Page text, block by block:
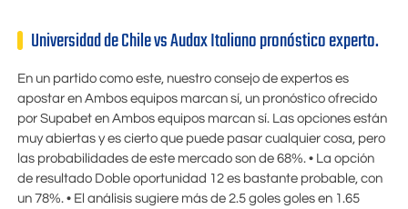
Universidad de Chile vs Audax Italiano pronóstico experto.
En un partido como este, nuestro consejo de expertos es
apostar en Ambos equipos marcan sí, un pronóstico ofrecido
porSupabet en Ambos equipos marcan sí. Las opciones están
muy abiertas y es cierto que puede pasar cualquier cosa, pero
las probabilidades de este mercado son de 68%. • La opción
de resultado Doble oportunidad 12 es bastante probable, con
un 78%. • El análisis sugiere más de 2.5 goles goles en 1.65